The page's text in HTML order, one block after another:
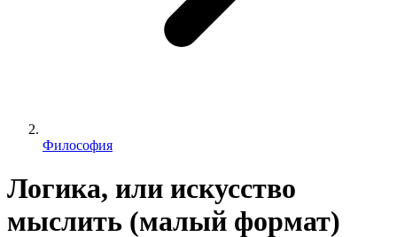
Философия
Логика, или искусство
мыслить (малый формат)